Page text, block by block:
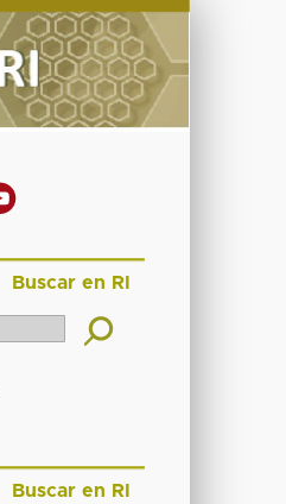
Buscar en RI
Buscar en RI